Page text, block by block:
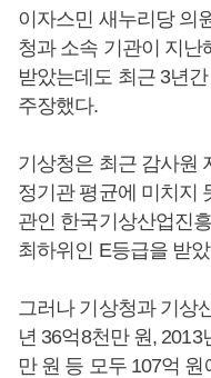
이자스민 새누리당 의
청과 소속 기관이 지
받았는데도 최근 3년
주장했다.
기상청은 최근 감사원
정기관 평균에 미치지
관인 한국기상산업진
최하위인 E등급을 받
그러나 기상청과 기상
년 36억8천만 원, 2013
만 원 등 모두 107억